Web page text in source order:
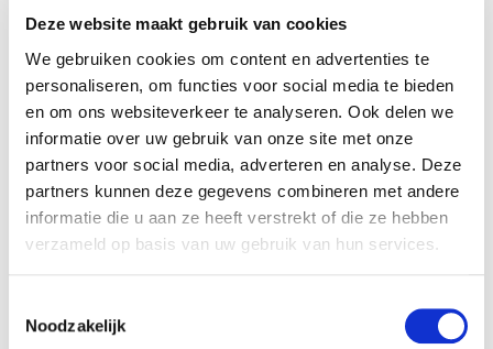
Deze website maakt gebruik van cookies
We gebruiken cookies om content en advertenties te
personaliseren, om functies voor social media te bieden
en om ons websiteverkeer te analyseren. Ook delen we
informatie over uw gebruik van onze site met onze
partners voor social media, adverteren en analyse. Deze
partners kunnen deze gegevens combineren met andere
informatie die u aan ze heeft verstrekt of die ze hebben
verzameld op basis van uw gebruik van hun services.
Noodzakelijk
Klantverhaal van Inger